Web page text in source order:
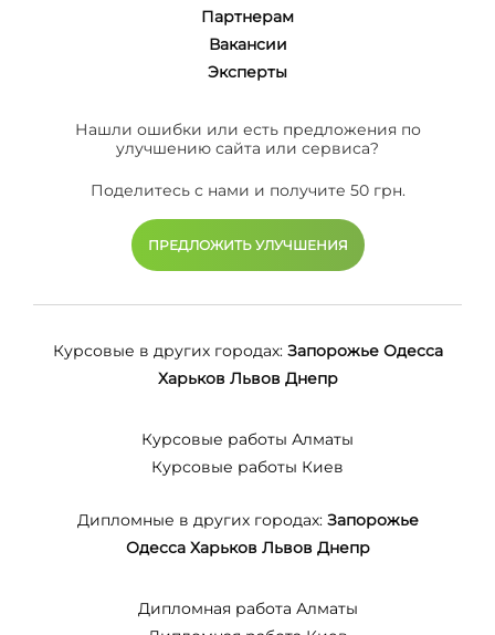
Партнерам
Вакансии
Эксперты
Нашли ошибки или есть предложения по
улучшению сайта или сервиса?
Поделитесь с нами и получите 50 грн.
ПРЕДЛОЖИТЬ УЛУЧШЕНИЯ
Курсовые в других городах: Запорожье Одесса
Харьков Львов Днепр
Курсовые работы Алматы
Курсовые работы Киев
Дипломные в других городах: Запорожье
Одесса Харьков Львов Днепр
Дипломная работа Алматы